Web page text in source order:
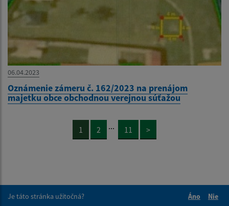
06.04.2023
Oznámenie zámeru č. 162/2023 na prenájom
majetku obce obchodnou verejnou súťažou
1 2 ... 11 >
Je táto stránka užitočná?
Áno
Nie